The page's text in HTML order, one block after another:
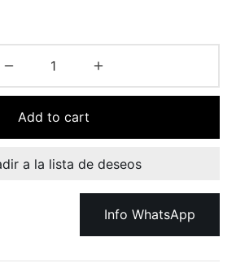
Add to cart
a la lista de deseos
Info WhatsApp